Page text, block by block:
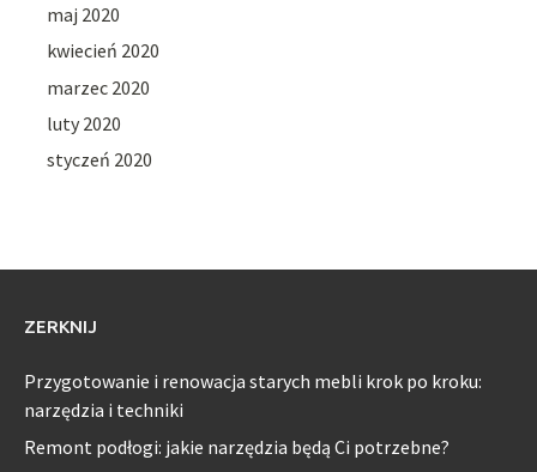
maj 2020
kwiecień 2020
marzec 2020
luty 2020
styczeń 2020
ZERKNIJ
Przygotowanie i renowacja starych mebli krok po kroku:
narzędzia i techniki
Remont podłogi: jakie narzędzia będą Ci potrzebne?